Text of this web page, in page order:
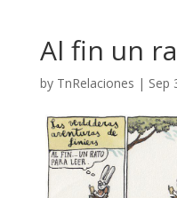
Al fin un
by TnRelaciones | Sep